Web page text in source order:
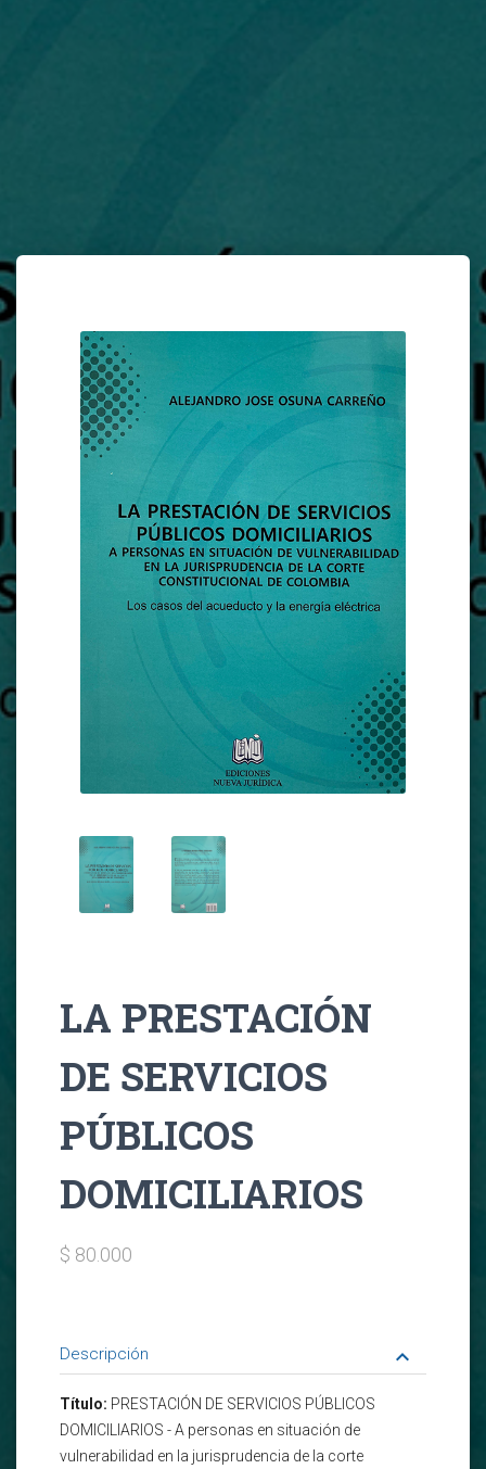
LA PRESTACIÓN
DE SERVICIOS
PÚBLICOS
DOMICILIARIOS
$ 80.000
Descripción keyboard_arrow_down
Título: PRESTACIÓN DE SERVICIOS PÚBLICOS
DOMICILIARIOS - A personas en situación de
vulnerabilidad en la jurisprudencia de la corte